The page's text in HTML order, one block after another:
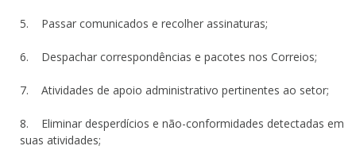
5. Passar comunicados e recolher assinaturas;
6. Despachar correspondências e pacotes nos Correios;
7. Atividades de apoio administrativo pertinentes ao setor;
8. Eliminar desperdícios e não-conformidades detectadas em
suas atividades;